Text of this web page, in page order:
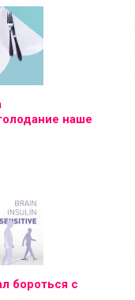
наше
бороться с